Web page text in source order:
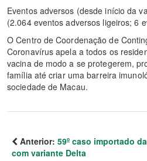
Eventos adversos (desde início da
(2.064 eventos adversos ligeiros; 6
O Centro de Coordenação de
Coronavírus apela a todos os
vacina de modo a se protegerem,
família até criar uma barreira
sociedade de Macau.
Anterior: 59º caso importado
com variante Delta